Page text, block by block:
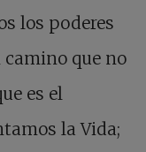
los poderes
que no
es el
la Vida;